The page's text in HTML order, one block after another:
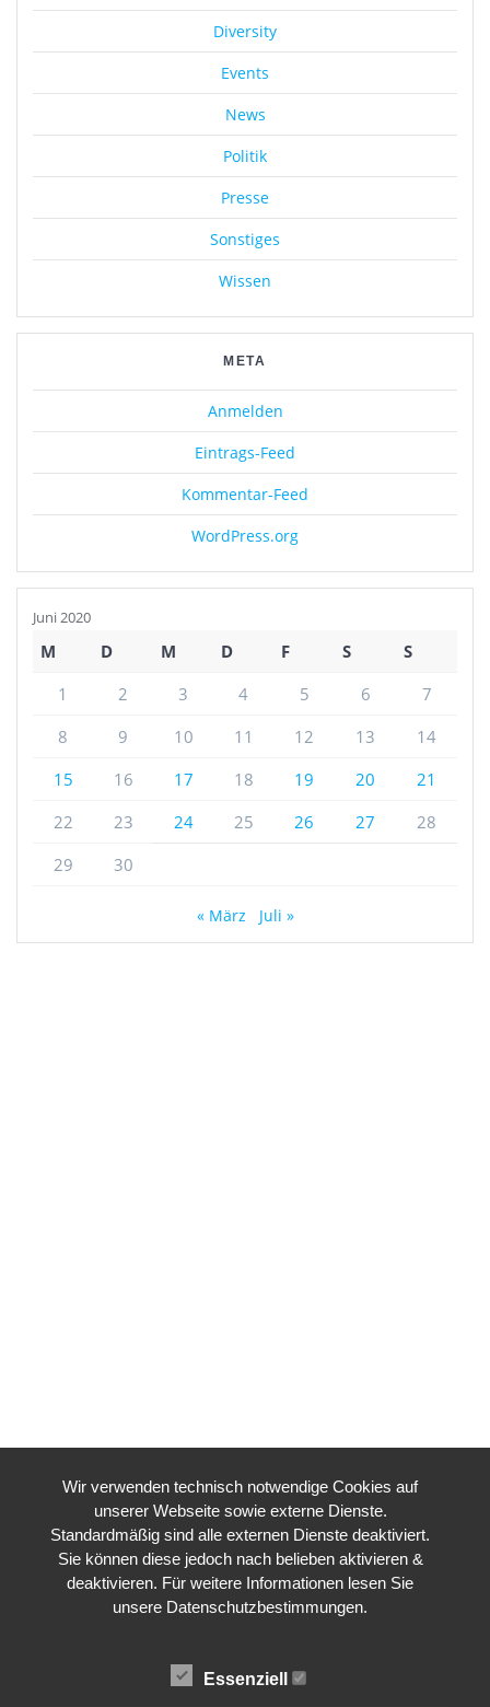
Diversity
Events
News
Politik
Presse
Sonstiges
Wissen
META
Anmelden
Eintrags-Feed
Kommentar-Feed
WordPress.org
Juni 2020
M D M D F S
S
1
2 3 4 5 6
7
8
9 10 11 12 13
14
15
16 17 18 19 20
21
22
23 24 25 26 27
28
29
30
« März Juli »
Wir verwenden technisch notwendige Cookies auf
unserer Webseite sowie externe Dienste.
Standardmäßig sind alle externen Dienste deaktiviert.
Sie können diese jedoch nach belieben aktivieren &
deaktivieren. Für weitere Informationen lesen Sie
unsere Datenschutzbestimmungen.
Essenziell